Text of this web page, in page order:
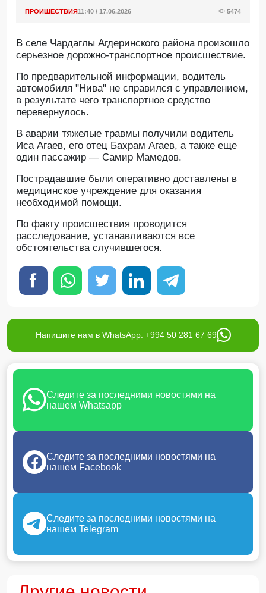
ПРОИШЕСТВИЯ11:40 / 17.06.2026 5474
В селе Чардаглы Агдеринского района произошло
серьезное дорожно-транспортное происшествие.
По предварительной информации, водитель
автомобиля "Нива" не справился с управлением,
в результате чего транспортное средство
перевернулось.
В аварии тяжелые травмы получили водитель
Иса Агаев, его отец Бахрам Агаев, а также еще
один пассажир — Самир Мамедов.
Пострадавшие были оперативно доставлены в
медицинское учреждение для оказания
необходимой помощи.
По факту происшествия проводится
расследование, устанавливаются все
обстоятельства случившегося.
Напишите нам в WhatsApp: +994 50 281 67 69
Следите за последними новостями на
нашем Whatsapp
Следите за последними новостями на
нашем Facebook
Следите за последними новостями на
нашем Telegram